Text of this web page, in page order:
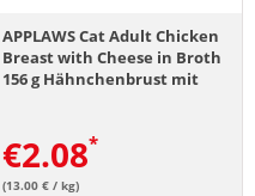
APPLAWS Cat Adult Chicken
Breast with Cheese in Broth
156 g Hähnchenbrust mit
€2.08
(13.00 € / kg)